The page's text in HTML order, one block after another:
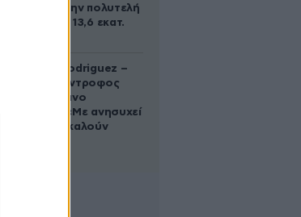
Γκίλφοϊλ στην πολυτελή
έπαυλη των 13,6 εκατ.
Georgina Rodriguez –
Ξεσπά η σύντροφος
του Κριστιάνο
Ρονάλντο: «Με ανησυχεί
που με αποκαλούν